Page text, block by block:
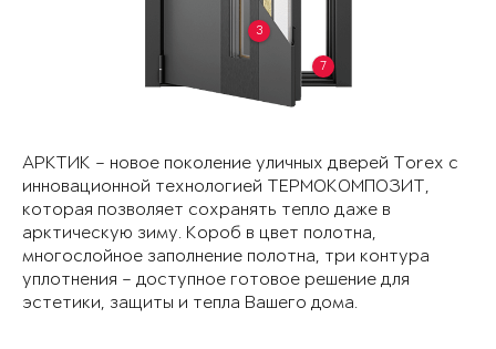
3
7
АРКТИК – новое поколение уличных дверей Torex с
инновационной технологией ТЕРМОКОМПОЗИТ,
которая позволяет сохранять тепло даже в
арктическую зиму. Короб в цвет полотна,
многослойное заполнение полотна, три контура
уплотнения – доступное готовое решение для
эстетики, защиты и тепла Вашего дома.